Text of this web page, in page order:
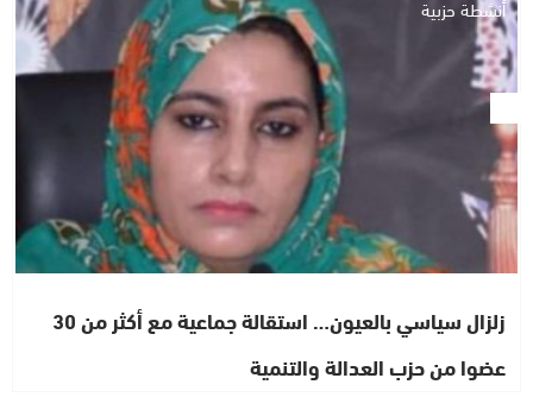
أنشطة حزبية
زلزال سياسي بالعيون… استقالة جماعية مع أكثر من 30
عضوا من حزب العدالة والتنمية